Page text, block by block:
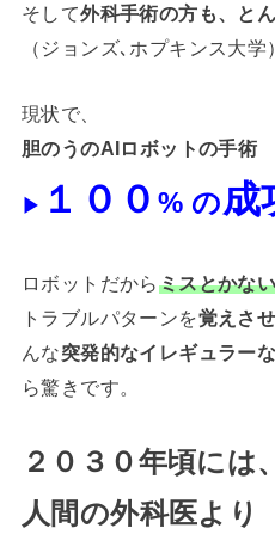
そして外科手術の方も、と
（ジョンズ､ホプキンス大学）
現状で、
胆のうのAIロボットの手術
▶︎ １００ % の成
ロボットだからミスとかな
トラブルパターンを覚えさ
んな突発的なイレギュラー
ら驚きです。
２０３０年頃には、
人間の外科医より